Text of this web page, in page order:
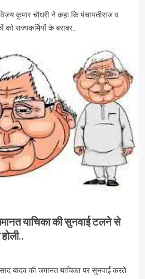
विजय कुमार चौधरी ने कहा कि पंचायतीराज व
को राज्यकर्मियों के बराबर...
याचिका की सुनवाई टलने से
यादव की जमानत याचिका पर सुनवाई करते